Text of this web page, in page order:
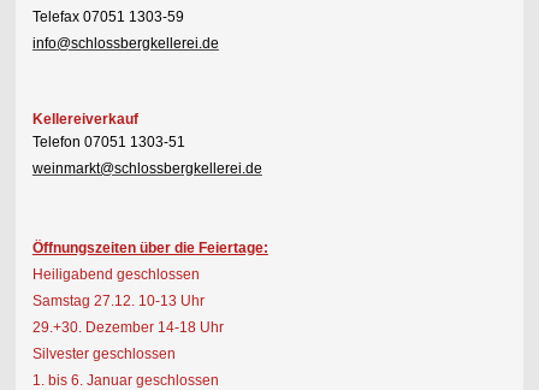
Telefax 07051 1303-59
info@schlossbergkellerei.de
Kellereiverkauf
Telefon 07051 1303-51
weinmarkt@schlossbergkellerei.de
Öffnungszeiten über die Feiertage:
Heiligabend geschlossen
Samstag 27.12. 10-13 Uhr
29.+30. Dezember 14-18 Uhr
Silvester geschlossen
1. bis 6. Januar geschlossen